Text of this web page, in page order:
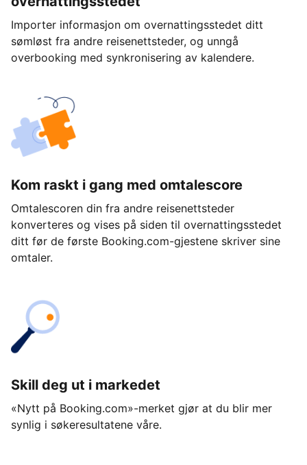
Importer informasjon om overnattingsstedet ditt
sømløst fra andre reisenettsteder, og unngå
overbooking med synkronisering av kalendere.
Kom raskt i gang med omtalescore
Omtalescoren din fra andre reisenettsteder
konverteres og vises på siden til overnattingsstedet
ditt før de første Booking.com-gjestene skriver sine
omtaler.
Skill deg ut i markedet
«Nytt på Booking.com»-merket gjør at du blir mer
synlig i søkeresultatene våre.